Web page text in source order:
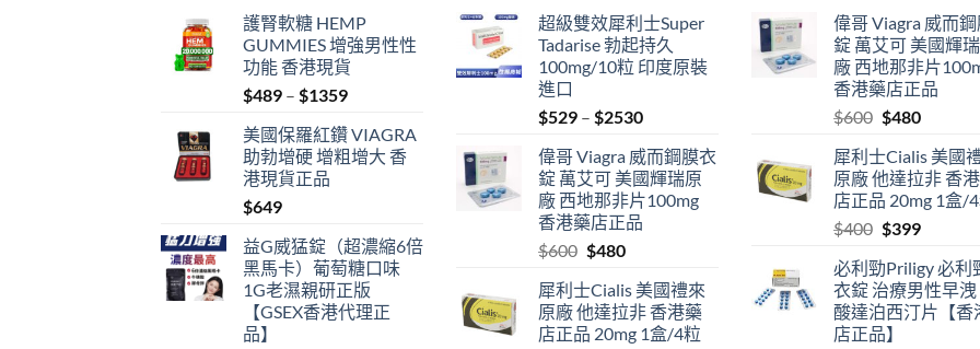
護腎軟糖 HEMP
GUMMIES 增強男性性
功能 香港現貨
$489 – $1359Price
$489
through
美國保羅紅鑽 VIAGRA
助勃增硬 增粗增大 香
港現貨正品
$649
益G威猛錠（超濃縮6倍
黑馬卡）葡萄糖口味
1G老濕親研正版
【GSEX香港代理正
品】
超級雙效犀利士Super
Tadarise 勃起持久
100mg/10粒 印度原裝
進口
$529 – $2530Price
$529
through
$2530
偉哥 Viagra 威而鋼膜衣
錠 萬艾可 美國輝瑞原
廠 西地那非片100mg
香港藥店正品
$600 Original
was:
$600.
$480Current
is:
$480.
犀利士Cialis 美國禮來
原廠 他達拉非 香港藥
店正品 20mg 1盒/4粒
偉哥 Viagra 威而
錠 萬艾可 美國輝
廠 西地那非片
香港藥店正品
$600 Original
was:
$600.
$480Current
is:
$480.
犀利士Cialis 美國
原廠 他達拉非 香
店正品 20mg 1盒/
$400 Original
was:
$400.
$399Current
is:
$399.
必利勁Priligy 必利
衣錠 治療男性早洩
酸達泊西汀片【香
店正品】